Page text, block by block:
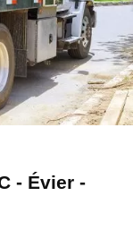
- Évier -